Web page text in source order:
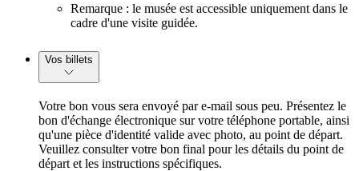
Remarque : le musée est accessible uniquement dans le
cadre d'une visite guidée.
Vos billets
Votre bon vous sera envoyé par e-mail sous peu. Présentez le
bon d'échange électronique sur votre téléphone portable, ainsi
qu'une pièce d'identité valide avec photo, au point de départ.
Veuillez consulter votre bon final pour les détails du point de
départ et les instructions spécifiques.